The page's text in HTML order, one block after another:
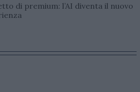
di premium: l’AI diventa il nuovo